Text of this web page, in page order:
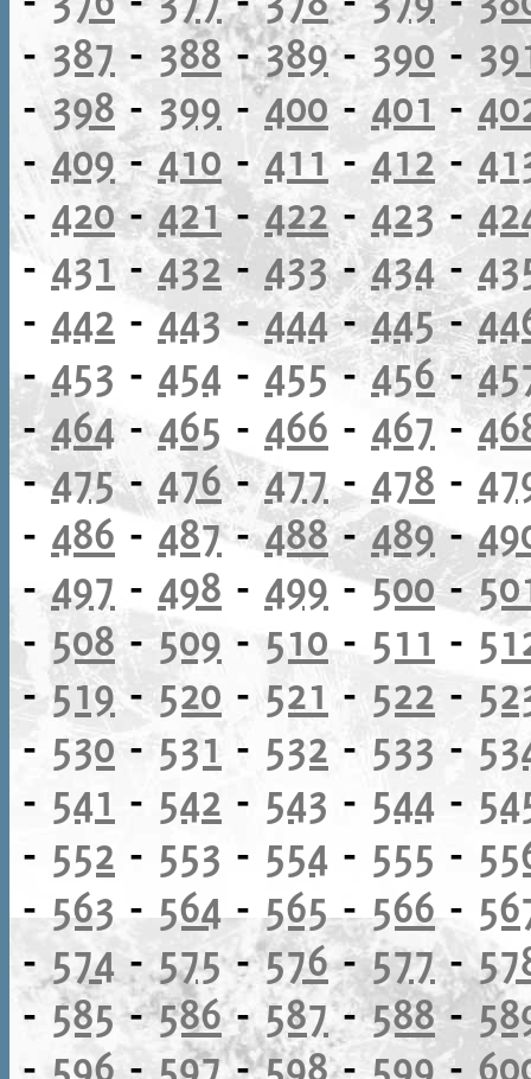
- 387 - 388-389- 390 -
-398 -399 -400 - 401 -
- 409-410 -411-412 -
- 420-421-422 - 423-
- 431 -432- 433-434-
- 442 -443-444-445-
-453 - 454 - 455-456-
-464-465 - 466 - 467-
-475- 476-477- 478 -
- 486 - 487-488-489-
-497 - 498 - 499-500-
- 508 -509 - 510 - 511 -
-519-520 - 521 - 522 -
- 530 - 531 - 532 - 533 -
- 541 - 542 - 543 - 544 -
- 552 - 553 - 554 - 555 -
- 563 -564-565-566-
- 574 - 575-576-577-
- 585-586-587-588-
- 596 - 597-598- 599-